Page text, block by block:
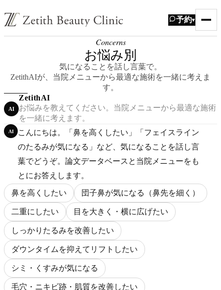
予約▾
Concerns
お悩み別
気になることを話し言葉で。
ZetithAIが、当院メニューから最適な施術を一緒に考えま
す。
AI
ZetithAI
お悩みを教えてください。当院メニューから最適な施術
を一緒に考えます。
AI
こんにちは。「鼻を高くしたい」「フェイスライン
のたるみが気になる」など、気になることを話し言
葉でどうぞ。論文データベースと当院メニューをも
とにお答えします。
鼻を高くしたい 団子鼻が気になる（鼻先を細く）
二重にしたい 目を大きく・横に広げたい
しっかりたるみを改善したい
ダウンタイムを抑えてリフトしたい
シミ・くすみが気になる
毛穴・ニキビ跡・肌質を改善したい